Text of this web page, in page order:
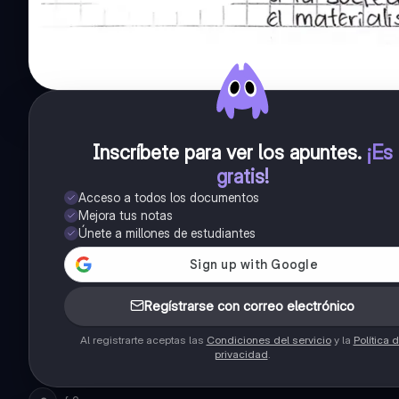
Inscríbete para ver los apuntes. ¡Es
gratis!
Acceso a todos los documentos
Mejora tus notas
Únete a millones de estudiantes
Regístrarse con correo electrónico
Al registrarte aceptas las Condiciones del servicioy la Política
privacidad.